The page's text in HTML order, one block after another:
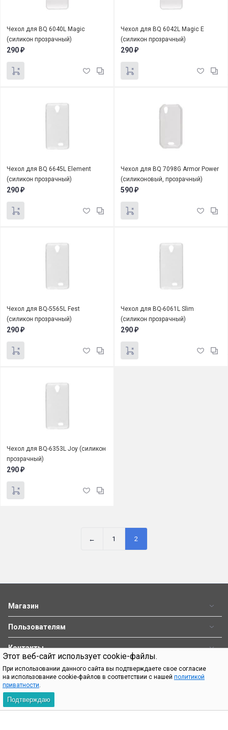
Этот веб-сайт использует cookie-файлы.
При использовании данного сайта вы подтверждаете свое согласие
на использование cookie-файлов в соответствии с нашей политикой
приватности.
Подтверждаю
Чехол для BQ 6040L Magic
(силикон прозрачный)
290 ₽
Чехол для BQ 6042L Magic E
(силикон прозрачный)
290 ₽
Чехол для BQ 6645L Element
(силикон прозрачный)
290 ₽
Чехол для BQ 7098G Armor Power
(силиконовый, прозрачный)
590 ₽
Чехол для BQ-5565L Fest
(силикон прозрачный)
290 ₽
Чехол для BQ-6061L Slim
(силикон прозрачный)
290 ₽
Чехол для BQ-6353L Joy (силикон
прозрачный)
290 ₽
← 1 2
Магазин
Пользователям
Контакты
При использовании материалов с сайта shop.bq.ru обязательно
указание прямой ссылки на источник.
8 (800) 500 32 90